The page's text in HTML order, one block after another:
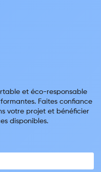
et éco-responsable
Faites confiance
votre projet et bénéficier
disponibles.